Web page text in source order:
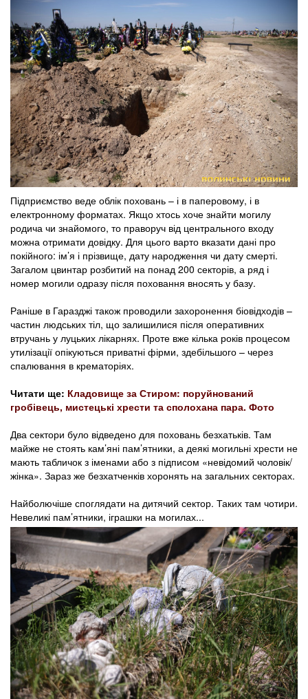
Підприємство веде облік поховань – і в паперовому, і в
електронному форматах. Якщо хтось хоче знайти могилу
родича чи знайомого, то праворуч від центрального входу
можна отримати довідку. Для цього варто вказати дані про
покійного: ім’я і прізвище, дату народження чи дату смерті.
Загалом цвинтар розбитий на понад 200 секторів, а ряд і
номер могили одразу після поховання вносять у базу.
Раніше в Гаразджі також проводили захоронення біовідходів –
частин людських тіл, що залишилися після оперативних
втручань у луцьких лікарнях. Проте вже кілька років процесом
утилізації опікуються приватні фірми, здебільшого – через
спалювання в крематоріях.
Читати ще: Кладовище за Стиром: поруйнований
гробівець, мистецькі хрести та сполохана пара. Фото
Два сектори було відведено для поховань безхатьків. Там
майже не стоять кам’яні пам’ятники, а деякі могильні хрести не
мають табличок з іменами або з підписом «невідомий чоловік/
жінка». Зараз же безхатченків хоронять на загальних секторах.
Найболючіше споглядати на дитячий сектор. Таких там чотири.
Невеликі пам’ятники, іграшки на могилах...